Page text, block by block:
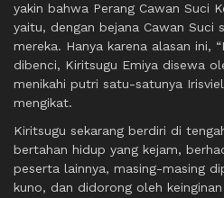
yakin bahwa Perang Cawan Suci
yaitu, dengan bejana Cawan Suci
mereka. Hanya karena alasan ini,
dibenci, Kiritsugu Emiya disewa
menikahi putri satu-satunya
mengikat.
Kiritsugu sekarang berdiri di
bertahan hidup yang kejam,
peserta lainnya, masing-masing
kuno, dan didorong oleh